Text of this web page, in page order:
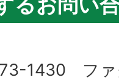
1430 フ